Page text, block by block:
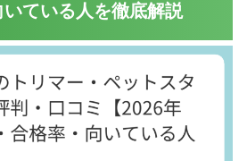
ている人を徹底解説